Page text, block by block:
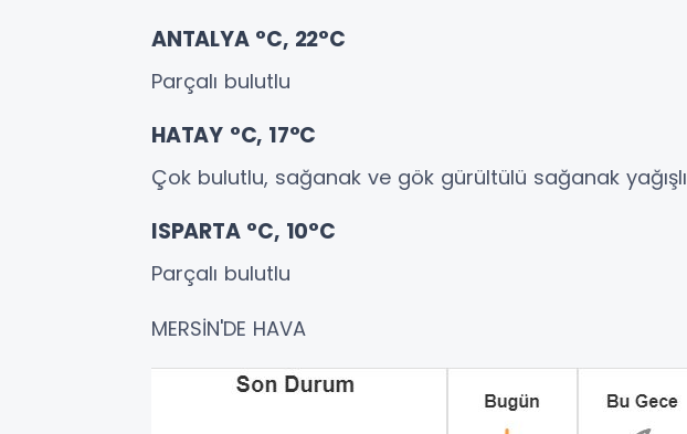
ANTALYA °C, 22°C
Parçalı bulutlu
HATAY °C, 17°C
Çok bulutlu, sağanak ve gök gürültülü sağanak yağışlı
ISPARTA °C, 10°C
Parçalı bulutlu
MERSİN'DE HAVA